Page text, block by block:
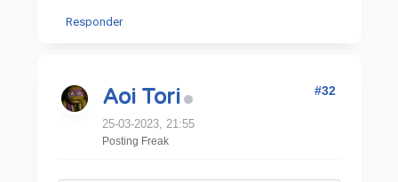
Responder
Aoi Tori
25-03-2023, 21:55
Posting Freak
#32